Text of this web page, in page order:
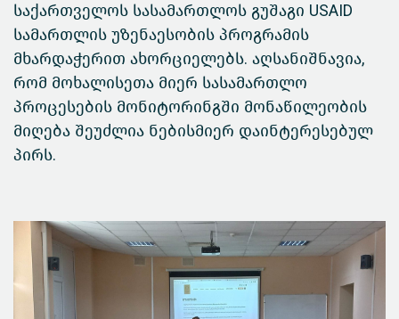
საქართველოს სასამართლოს გუშაგი USAID
სამართლის უზენაესობის პროგრამის
მხარდაჭერით ახორციელებს. აღსანიშნავია,
რომ მოხალისეთა მიერ სასამართლო
პროცესების მონიტორინგში მონაწილეობის
მიღება შეუძლია ნებისმიერ დაინტერესებულ
პირს.